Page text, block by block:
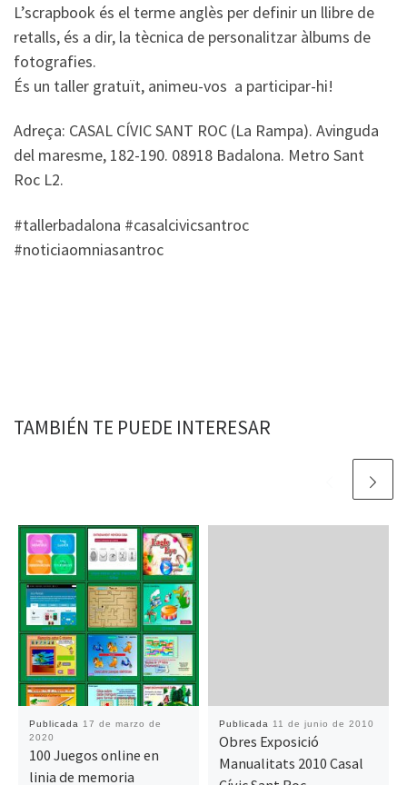
L’scrapbook és el terme anglès per definir un llibre de
retalls, és a dir, la tècnica de personalitzar àlbums de
fotografies.
És un taller gratuït, animeu-vos a participar-hi!
Adreça: CASAL CÍVIC SANT ROC (La Rampa). Avinguda
del maresme, 182-190. 08918 Badalona. Metro Sant
Roc L2.
#tallerbadalona #casalcivicsantroc
#noticiaomniasantroc
TAMBIÉN TE PUEDE INTERESAR
Publicada
17 de marzo de
2020
100 Juegos online en
linia de memoria
Publicada 11 de junio de 2010
Obres Exposició
Manualitats 2010 Casal